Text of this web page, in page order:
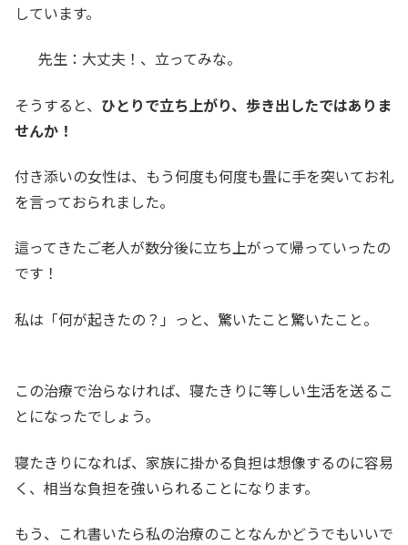
しています。
先生：大丈夫！、立ってみな。
そうすると、 ひとりで立ち上がり、歩き出したではありま
せんか！
付き添いの女性は、もう何度も何度も畳に手を突いてお礼
を言っておられました。
這ってきたご老人が数分後に立ち上がって帰っていったの
です！
私は「何が起きたの？」っと、驚いたこと驚いたこと。
この治療で治らなければ、寝たきりに等しい生活を送るこ
とになったでしょう。
寝たきりになれば、家族に掛かる負担は想像するのに容易
く、相当な負担を強いられることになります。
もう、これ書いたら私の治療のことなんかどうでもいいで